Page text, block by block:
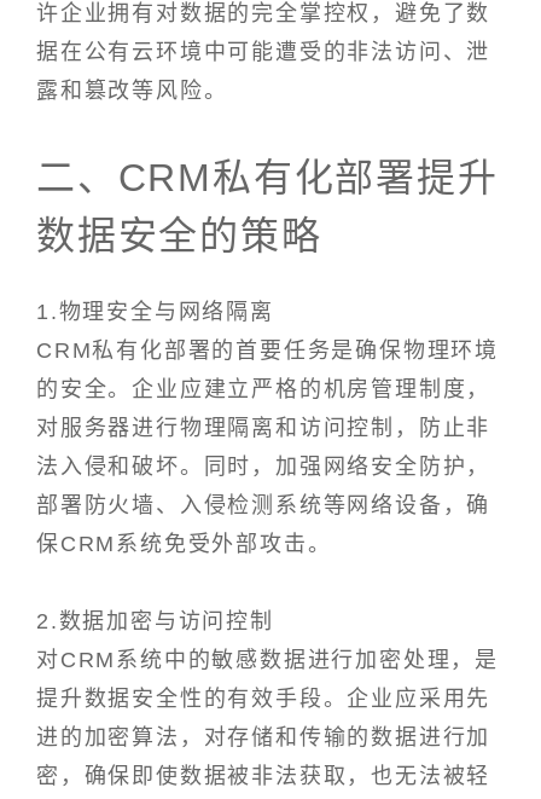
许企业拥有对数据的完全掌控权，避免了数
据在公有云环境中可能遭受的非法访问、泄
露和篡改等风险。
二、CRM私有化部署提升
数据安全的策略
1.物理安全与网络隔离
CRM私有化部署的首要任务是确保物理环境
的安全。企业应建立严格的机房管理制度，
对服务器进行物理隔离和访问控制，防止非
法入侵和破坏。同时，加强网络安全防护，
部署防火墙、入侵检测系统等网络设备，确
保CRM系统免受外部攻击。
2.数据加密与访问控制
对CRM系统中的敏感数据进行加密处理，是
提升数据安全性的有效手段。企业应采用先
进的加密算法，对存储和传输的数据进行加
密，确保即使数据被非法获取，也无法被轻